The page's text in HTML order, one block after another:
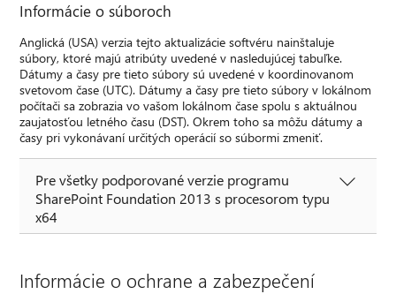
Informácie o súboroch
Anglická (USA) verzia tejto aktualizácie softvéru nainštaluje
súbory, ktoré majú atribúty uvedené v nasledujúcej tabuľke.
Dátumy a časy pre tieto súbory sú uvedené v koordinovanom
svetovom čase (UTC). Dátumy a časy pre tieto súbory v lokálnom
počítači sa zobrazia vo vašom lokálnom čase spolu s aktuálnou
zaujatosťou letného času (DST). Okrem toho sa môžu dátumy a
časy pri vykonávaní určitých operácií so súbormi zmeniť.
Pre všetky podporované verzie programu
SharePoint Foundation 2013 s procesorom typu
x64
Informácie o ochrane a zabezpečení